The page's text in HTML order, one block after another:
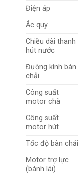
Điện áp
Ắc quy
Chiều dài thanh
hút nước
Đường kính bàn
chải
Công suất
motor chà
Công suất
motor hút
Tốc độ bàn chải
Motor trợ lực
(bánh lái)